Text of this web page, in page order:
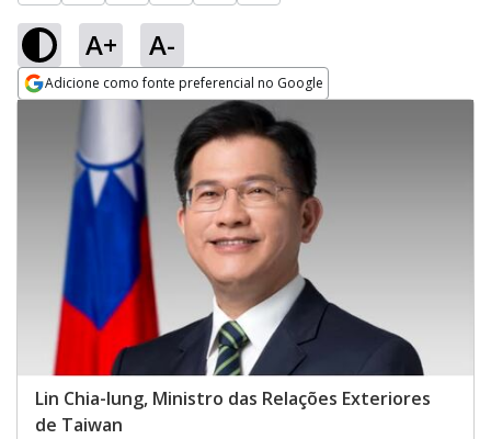
A+ A-
Adicione como fonte preferencial no Google
Opens in new window
Lin Chia-lung, Ministro das Relações Exteriores
de Taiwan